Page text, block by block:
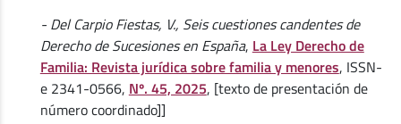
- Del Carpio Fiestas, V., Seis cuestiones candentes de
Derecho de Sucesiones en España, La Ley Derecho de
Familia: Revista jurídica sobre familia y menores, ISSN-
e 2341-0566, Nº. 45, 2025, [texto de presentación de
número coordinado]]